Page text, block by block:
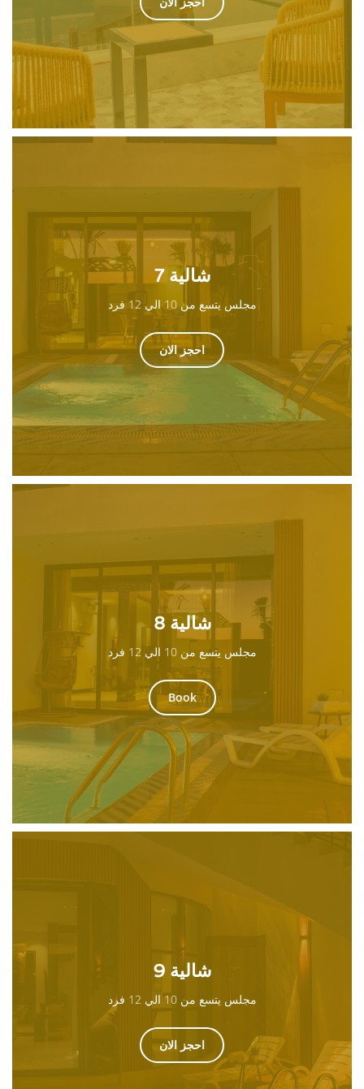
شالية 7
مجلس يتسع من 10 الي 12 فرد
احجز الان
شالية 8
مجلس يتسع من 10 الي 12 فرد
Book
شالية 9
مجلس يتسع من 10 الي 12 فرد
احجز الان